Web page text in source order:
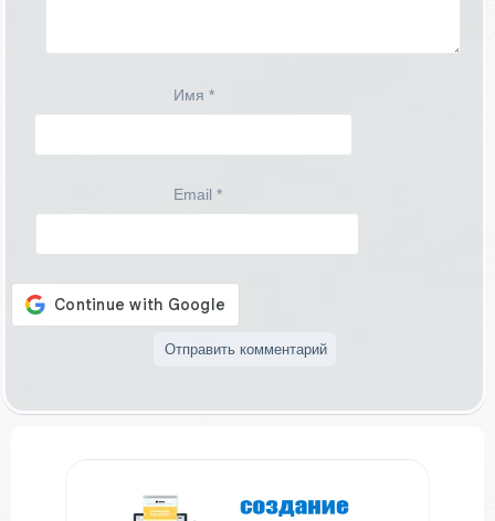
Имя *
Email *